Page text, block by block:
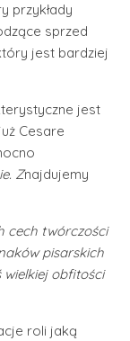
przykłady
sprzed
jest bardziej
jest
Cesare
Znajdujemy
cech twórczości
pisarskich
wielkiej obfitości
roli jaką